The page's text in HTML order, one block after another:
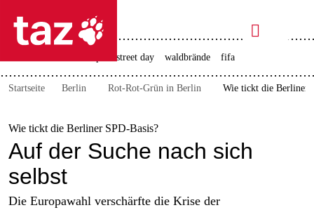
taz zahl ich
taz zahl ich
themen
politik

taz zahl ich
christopher street day waldbrände fifa
Startseite Berlin Rot-Rot-Grün in Berlin Wie tickt die Berliner
Wie tickt die Berliner SPD-Basis?
Auf der Suche nach sich
selbst
Die Europawahl verschärfte die Krise der